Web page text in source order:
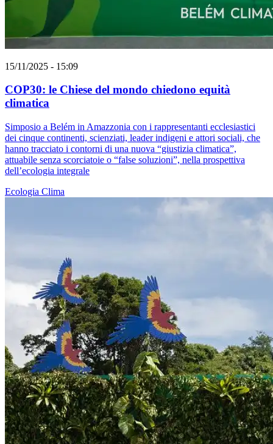
15/11/2025 - 15:09
COP30: le Chiese del mondo chiedono equità
climatica
Simposio a Belém in Amazzonia con i rappresentanti ecclesiastici
dei cinque continenti, scienziati, leader indigeni e attori sociali, che
hanno tracciato i contorni di una nuova “giustizia climatica”,
attuabile senza scorciatoie o “false soluzioni”, nella prospettiva
dell’ecologia integrale
Ecologia Clima